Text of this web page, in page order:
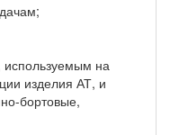
на
изделия АТ, и
бортовые,